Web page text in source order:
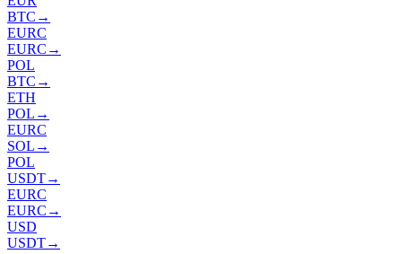
BTC →
EURC
EURC →
POL
BTC →
ETH
POL →
EURC
SOL →
POL
USDT→
EURC
EURC →
USD
USDT→